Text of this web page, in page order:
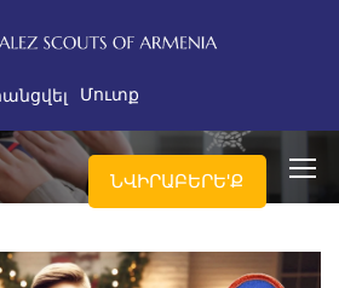
Մուտք
ՆՎԻՐԱԲԵՐԵ'Ք